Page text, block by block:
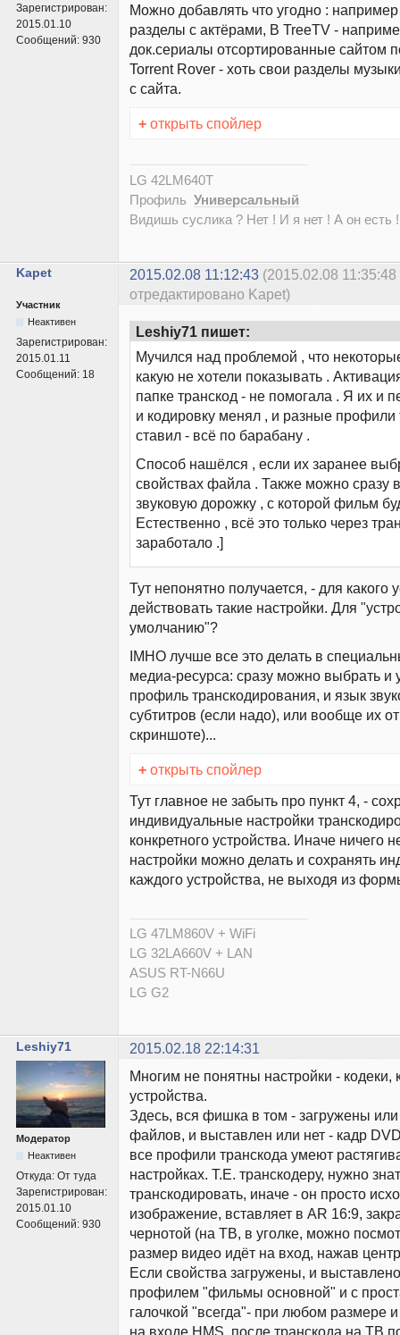
Зарегистрирован:
2015.01.10
Сообщений: 930
Можно добавлять что угодно :
разделы с актёрами, В TreeTV -
док.сериалы отсортированные сайтом
Torrent Rover - хоть свои разделы
с сайта.
+ открыть спойлер
LG 42LM640T
Профиль Универсальный
Видишь суслика ? Нет ! И я нет ! А он есть
Kapet 2015.02.08 11:12:43 (2015.02.08 11:35:48
отредактировано Kapet)
Участник
Неактивен
Зарегистрирован:
2015.01.11
Сообщений: 18
Leshiy71 пишет:
Мучился над проблемой , что
какую не хотели показывать .
папке транскод - не помогала . Я их и
и кодировку менял , и разные профили
ставил - всё по барабану .
Способ нашёлся , если их заранее
свойствах файла . Также можно сразу
звуковую дорожку , с которой фильм
Естественно , всё это только через
заработало .]
Тут непонятно получается, - для какого
действовать такие настройки. Для
умолчанию"?
IMHO лучше все это делать в
медиа-ресурса: сразу можно выбрать и
профиль транскодирования, и язык
субтитров (если надо), или вообще их
скриншоте)...
+ открыть спойлер
Тут главное не забыть про пункт 4, -
индивидуальные настройки
конкретного устройства. Иначе ничего
настройки можно делать и сохранять
каждого устройства, не выходя из
LG 47LM860V + WiFi
LG 32LA660V + LAN
ASUS RT-N66U
LG G2
Leshiy71 2015.02.18 22:14:31
Модератор
Неактивен
Откуда: От туда
Зарегистрирован:
2015.01.10
Сообщений: 930
Многим не понятны настройки - кодеки,
устройства.
Здесь, вся фишка в том - загружены или
файлов, и выставлен или нет - кадр
все профили транскода умеют
настройках. Т.Е. транскодеру, нужно
транскодировать, иначе - он просто
изображение, вставляет в AR 16:9,
чернотой (на ТВ, в уголке, можно
размер видео идёт на вход, нажав
Если свойства загружены, и
профилем "фильмы основной" и с
галочкой "всегда"- при любом размере
на входе HMS, после транскода на ТВ